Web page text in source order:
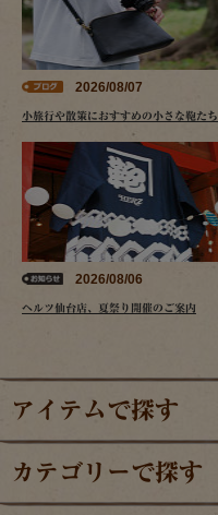
2026/08/07
小旅行や散策におすすめの小さな鞄たち
2026/08/06
ヘルツ仙台店、夏祭り開催のご案内
アイテムで探す
カテゴリーで探す